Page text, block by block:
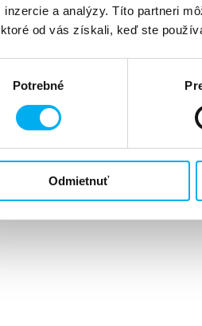
inzercie a analýzy. Títo partneri
od vás získali, keď ste
Potrebné
Odmietnuť
akciová spoločnosť,
registri Okresného súdu